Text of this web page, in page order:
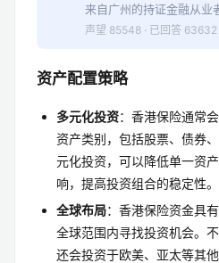
来自广州的持证金融从业
声望 85548 · 已回答 63632
资产配置策略
多元化投资：香港保险通常
资产类别，包括股票、债券
元化投资，可以降低单一资
响，提高投资组合的稳定性。
全球布局：香港保险资金具
全球范围内寻找投资机会。
还会投资于欧美、亚太等其